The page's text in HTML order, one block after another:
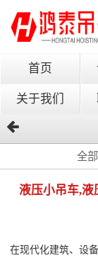
首页
关于我们
全部
液压小吊车,液
在现代化建筑、设